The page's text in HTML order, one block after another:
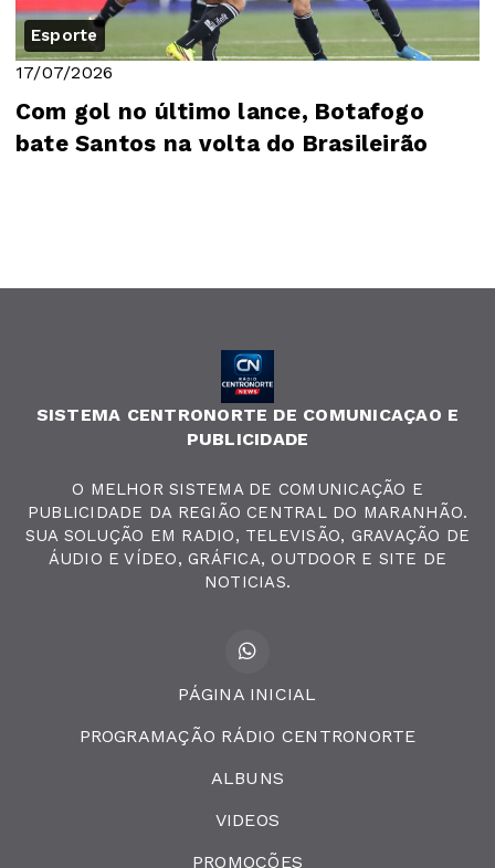
Esporte
17/07/2026
Com gol no último lance, Botafogo
bate Santos na volta do Brasileirão
SISTEMA CENTRONORTE DE COMUNICAÇAO E
PUBLICIDADE
O MELHOR SISTEMA DE COMUNICAÇÃO E
PUBLICIDADE DA REGIÃO CENTRAL DO MARANHÃO.
SUA SOLUÇÃO EM RADIO, TELEVISÃO, GRAVAÇÃO DE
ÁUDIO E VÍDEO, GRÁFICA, OUTDOOR E SITE DE
NOTICIAS.
PÁGINA INICIAL
PROGRAMAÇÃO RÁDIO CENTRONORTE
ALBUNS
VIDEOS
PROMOÇÕES